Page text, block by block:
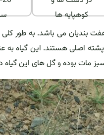
کوهپایه ها
اصلی هستند. این گیاه به
مات بوده و گل های این گیاه